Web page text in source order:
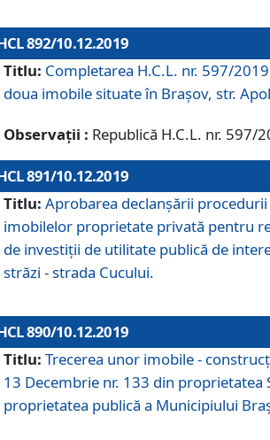
892/10.12.2019
Titlu: Completarea H.C.L. nr. 597/
doua imobile situate în Brașov, str.
Observații : Republică H.C.L. nr. 597/
891/10.12.2019
Titlu: Aprobarea declanșării
imobilelor proprietate privată pentru
de investiții de utilitate publică de
străzi - strada Cucului.
890/10.12.2019
Titlu: Trecerea unor imobile -
13 Decembrie nr. 133 din proprietatea
proprietatea publică a Municipiului